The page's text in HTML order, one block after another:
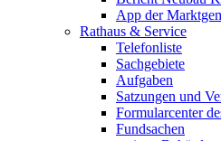
App der
Rathaus & Service
Telefonliste
Sachgebiete
Aufgaben
Satzungen und
Formularcenter
Fundsachen